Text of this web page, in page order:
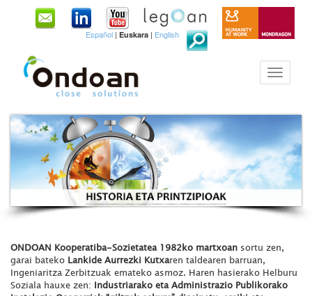
Español | Euskara | English
ONDOAN Kooperatiba-Sozietatea 1982ko martxoan sortu zen,
garai bateko Lankide Aurrezki Kutxaren taldearen barruan,
Ingeniaritza Zerbitzuak emateko asmoz. Haren hasierako Helburu
Soziala hauxe zen: Industriarako eta Administrazio Publikorako